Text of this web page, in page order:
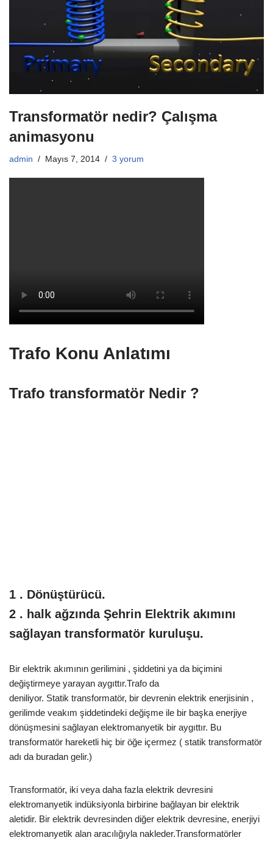
Transformatör nedir? Çalışma
animasyonu
admin Mayıs 7, 2014 3 yorum
Trafo Konu Anlatımı
Trafo transformatör Nedir ?
1 . Dönüştürücü.
2 . halk ağzında Şehrin Elektrik akımını
sağlayan transformatör kuruluşu.
Bir elektrik akımının gerilimini , şiddetini ya da biçimini
değiştirmeye yarayan aygıttır.Trafo da
deniliyor. Statik transformatör, bir devrenin elektrik enerjisinin ,
gerilimde veakım şiddetindeki değişme ile bir başka enerjiye
dönüşmesini sağlayan elektromanyetik bir aygıttır. Bu
transformatör hareketli hiç bir öğe içermez ( statik transformatör
adı da buradan gelir.)
Transformatör, iki veya daha fazla elektrik devresini
elektromanyetik indüksiyonla birbirine bağlayan bir elektrik
aletidir. Bir elektrik devresinden diğer elektrik devresine, enerjiyi
elektromanyetik alan aracılığıyla nakleder.Transformatörler